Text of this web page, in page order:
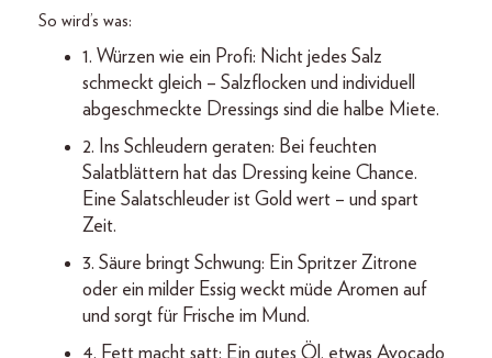
So wird’s was:
1. Würzen wie ein Profi: Nicht jedes Salz
schmeckt gleich – Salzflocken und individuell
abgeschmeckte Dressings sind die halbe Miete.
2. Ins Schleudern geraten: Bei feuchten
Salatblättern hat das Dressing keine Chance.
Eine Salatschleuder ist Gold wert – und spart
Zeit.
3. Säure bringt Schwung: Ein Spritzer Zitrone
oder ein milder Essig weckt müde Aromen auf
und sorgt für Frische im Mund.
4. Fett macht satt: Ein gutes Öl, etwas Avocado